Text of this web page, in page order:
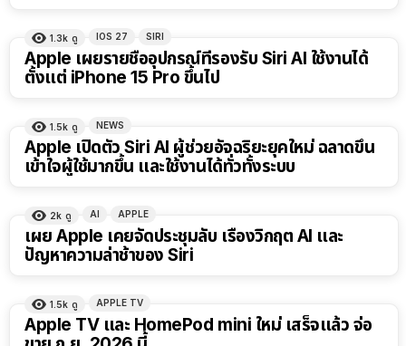
1.3k ดู IOS 27 SIRI
Apple เผยรายชื่ออุปกรณ์ที่รองรับ Siri AI ใช้งานได้
ตั้งแต่ iPhone 15 Pro ขึ้นไป
1.5k ดู NEWS
Apple เปิดตัว Siri AI ผู้ช่วยอัจฉริยะยุคใหม่ ฉลาดขึ้น
เข้าใจผู้ใช้มากขึ้น และใช้งานได้ทั่วทั้งระบบ
2k ดู AI APPLE
เผย Apple เคยจัดประชุมลับ เรื่องวิกฤต AI และ
ปัญหาความล่าช้าของ Siri
1.5k ดู APPLE TV
Apple TV และ HomePod mini ใหม่ เสร็จแล้ว จ่อ